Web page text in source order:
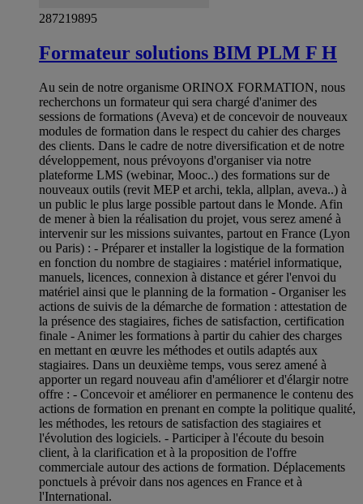
287219895
Formateur solutions BIM PLM F H
Au sein de notre organisme ORINOX FORMATION, nous
recherchons un formateur qui sera chargé d'animer des
sessions de formations (Aveva) et de concevoir de nouveaux
modules de formation dans le respect du cahier des charges
des clients. Dans le cadre de notre diversification et de notre
développement, nous prévoyons d'organiser via notre
plateforme LMS (webinar, Mooc..) des formations sur de
nouveaux outils (revit MEP et archi, tekla, allplan, aveva..) à
un public le plus large possible partout dans le Monde. Afin
de mener à bien la réalisation du projet, vous serez amené à
intervenir sur les missions suivantes, partout en France (Lyon
ou Paris) : - Préparer et installer la logistique de la formation
en fonction du nombre de stagiaires : matériel informatique,
manuels, licences, connexion à distance et gérer l'envoi du
matériel ainsi que le planning de la formation - Organiser les
actions de suivis de la démarche de formation : attestation de
la présence des stagiaires, fiches de satisfaction, certification
finale - Animer les formations à partir du cahier des charges
en mettant en œuvre les méthodes et outils adaptés aux
stagiaires. Dans un deuxième temps, vous serez amené à
apporter un regard nouveau afin d'améliorer et d'élargir notre
offre : - Concevoir et améliorer en permanence le contenu des
actions de formation en prenant en compte la politique qualité,
les méthodes, les retours de satisfaction des stagiaires et
l'évolution des logiciels. - Participer à l'écoute du besoin
client, à la clarification et à la proposition de l'offre
commerciale autour des actions de formation. Déplacements
ponctuels à prévoir dans nos agences en France et à
l'International.